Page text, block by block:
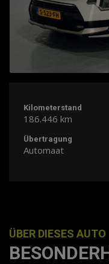
Kilometerstand
186.446 km
Übertragung
Automaat
ÜBER DIESES AUTO